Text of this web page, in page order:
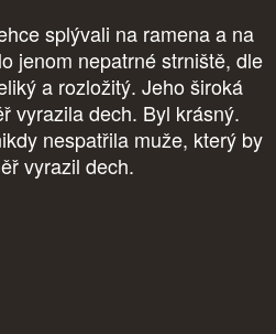
splývali na ramena a na
jenom nepatrné strniště, dle
a rozložitý. Jeho široká
vyrazila dech. Byl krásný.
nespatřila muže, který by
vyrazil dech.